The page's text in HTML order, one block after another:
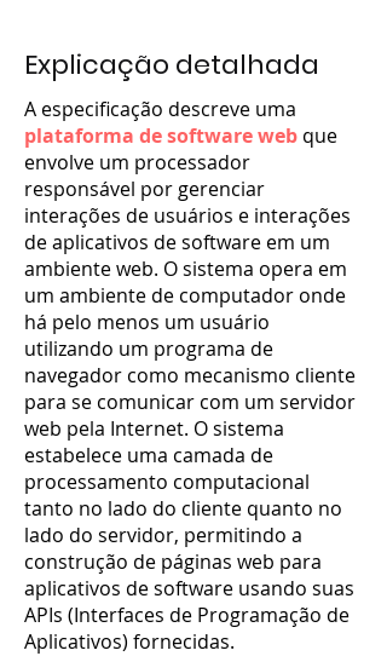
Explicação detalhada
A especificação descreve uma
plataforma de software web que
envolve um processador
responsável por gerenciar
interações de usuários e interações
de aplicativos de software em um
ambiente web. O sistema opera em
um ambiente de computador onde
há pelo menos um usuário
utilizando um programa de
navegador como mecanismo cliente
para se comunicar com um servidor
web pela Internet. O sistema
estabelece uma camada de
processamento computacional
tanto no lado do cliente quanto no
lado do servidor, permitindo a
construção de páginas web para
aplicativos de software usando suas
APIs (Interfaces de Programação de
Aplicativos) fornecidas.